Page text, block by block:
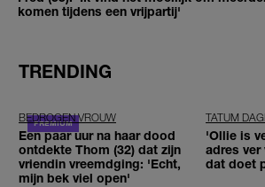
komen tijdens een vrijpartij'
TRENDING
BEDROGEN VROUW
Een paar uur na haar dood
ontdekte Thom (32) dat zijn
vriendin vreemdging: 'Echt,
mijn bek viel open'
TATUM
'Ollie is
adres ver
dat doet